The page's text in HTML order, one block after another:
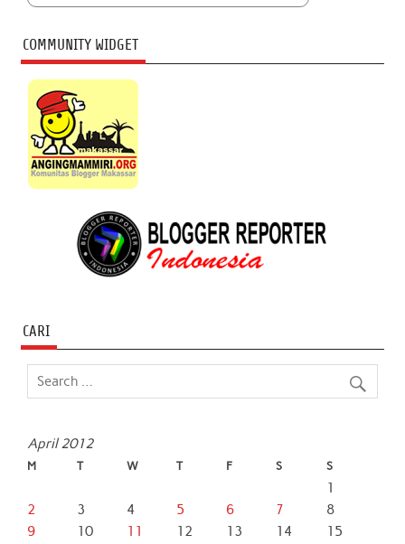
COMMUNITY WIDGET
CARI
April 2012
M T W T F S S
1
2
3 4 5 6 7
8
9
10 11 12 13 14
15